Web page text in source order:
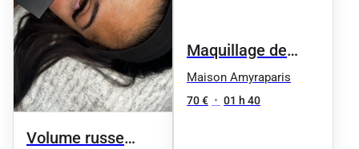
Volume russe
Maquillage de
soirée
Maison Amyraparis
70 € • 01 h 40